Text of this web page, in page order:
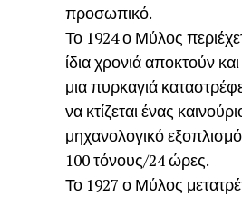
προσωπικό.
Το 1924 ο Μύλος
ίδια χρονιά αποκτούν
μια πυρκαγιά
να κτίζεται ένας
μηχανολογικό
100 τόνους/24 ώρες.
Το 1927 ο Μύλος